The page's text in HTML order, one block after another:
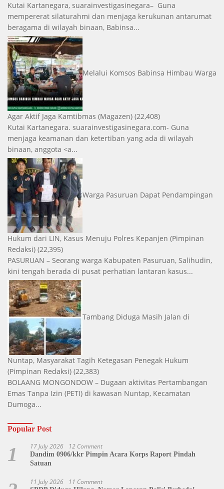
Kutai Kartanegara, suarainvestigasinegara– Guna
mempererat silaturahmi dan menjaga kerukunan antarumat
beragama di wilayah binaan, Babinsa...
Melalui Komsos Babinsa Himbau Warga
Agar Aktif Jaga Kamtibmas (Magazen) (22,408)
Kutai Kartanegara. suarainvestigasinegara.com- Guna
menjaga keamanan dan ketertiban yang ada di wilayah
binaan, anggota <a...
Warga Pasuruan Dapat Pendampingan
Hukum dari LIN, Kasus Menuju Polres Kepanjen (Pimpinan
Redaksi) (22,395)
PASURUAN – Seorang warga Kabupaten Pasuruan, Salihudin,
kini tengah berada di pusat perhatian lantaran kasus...
Tambang Diduga Masih Jalan di
Nuntap, Masyarakat Tagih Ketegasan Penegak Hukum
(Pimpinan Redaksi) (22,383)
BOLAANG MONGONDOW – Dugaan aktivitas Pertambangan
Emas Tanpa Izin (PETI) di kawasan Nuntap, Kecamatan
Dumoga...
Popular Post
1 17 July 2026 12 Comment
Dandim 0906/kkr Pimpin Acara Korps Raport Pindah
Satuan
11 July 2026 11 Comment